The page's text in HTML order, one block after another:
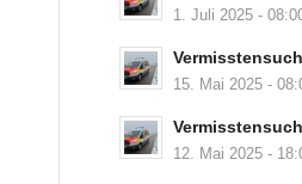
1. Juli 2025 -
15. Mai 2025 -
12. Mai 2025 -